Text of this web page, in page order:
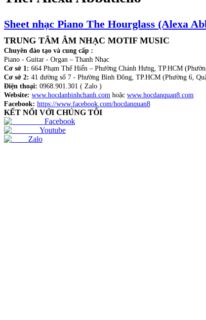
Sheet nhạc Piano The Hourglass (Alexa
TRUNG TÂM ÂM NHẠC MOTIF MUSIC
Chuyên đào tạo và cung cấp :
Piano - Guitar - Organ – Thanh Nhạc
Cơ sở 1: 664 Phạm Thế Hiển – Phường Chánh Hưng, TP.HCM
Cơ sở 2: 41 đường số 7 - Phường Bình Đông, TP.HCM (Phường 6,
Điện thoại: 0968.901.301 ( Zalo )
Website: www.hocdanbinhchanh.com hoặc www.hocdanquan8.com
Facebook: https://www.facebook.com/hocdanquan8
KẾT NỐI VỚI CHÚNG TÔI
Facebook
Youtube
Zalo